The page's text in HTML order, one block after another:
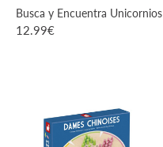
Busca y Encuentra Unicornios
12.99€